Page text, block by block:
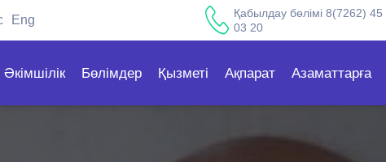
Eng
Қабылдау бөлімі 8(7262) 45
03 20
Әкімшілік Бөлімдер Қызметі Ақпарат Азаматтарға